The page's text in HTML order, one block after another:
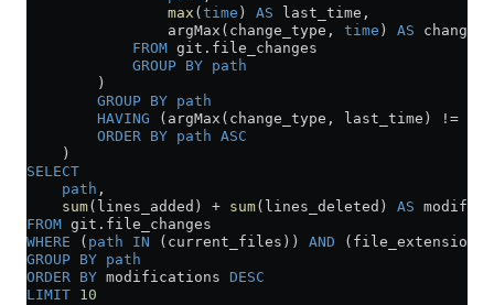
                max
( time ) AS last_time,
                argMax(change_type,
time ) AS
            FROM
git . file_changes
            GROUP BY
path
        )
        GROUP BY
path
        HAVING
(argMax(change_type, last_time) !=
        ORDER BY
path ASC
    )
SELECT
    path
,
    sum
(lines_added) + sum(lines_deleted) AS
FROM git . file_changes
WHERE ( path IN (current_files)) AND (file_extension
GROUP BY path
ORDER BY modifications DESC
LIMIT 10